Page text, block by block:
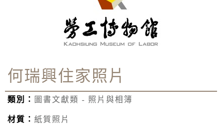
何瑞興住家照片
類別： 圖書文獻類 - 照片與相簿
材質： 紙質照片